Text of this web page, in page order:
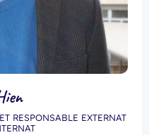
RESPONSABLE EXTERNAT